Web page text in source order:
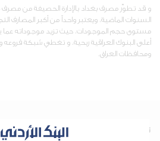
و قد تطوّر مصرف بغداد بالإدارة الحصيفة من
السنوات الماضية، ويعتبر واحداً من أكبر المصارف
مستوى حجم الموجودات، حيث تزيد موجوداته عما
ومحافظات العراق.
نبذة عن البنك